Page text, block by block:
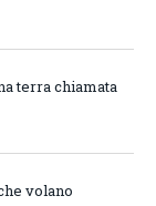
terra chiamata
volano